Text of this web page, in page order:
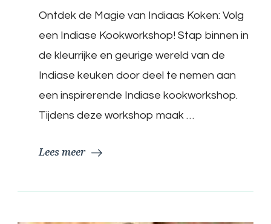
Geheimen
van
de
Indiase
Volg
een
Indiase
Ontdek de Magie van Indiaas Koken: Volg
een Indiase Kookworkshop! Stap binnen in
de kleurrijke en geurige wereld van de
Indiase keuken door deel te nemen aan
een inspirerende Indiase kookworkshop.
Tijdens deze workshop maak …
Lees meer